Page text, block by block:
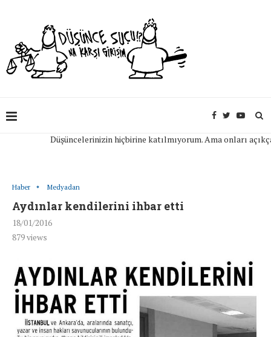
Düşüncelerinizin hiçbirine katılmıyorum. Ama onları açıkça
Haber Medyadan
Aydınlar kendilerini ihbar etti
18/01/2016
879views